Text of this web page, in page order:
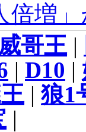
倍増
威哥王 |
| D10 |
|狼1
|